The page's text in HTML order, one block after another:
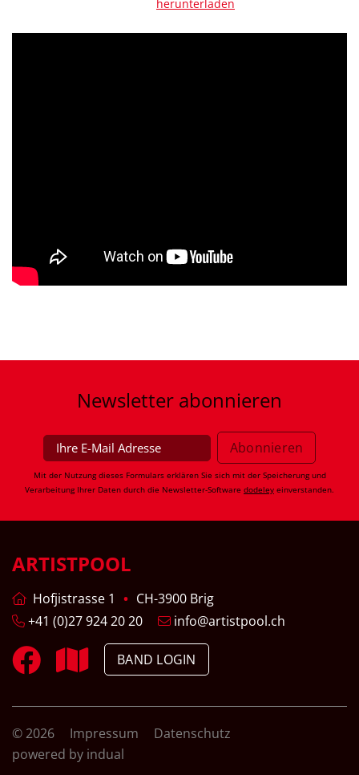
herunterladen
Newsletter abonnieren
Mit der Nutzung dieses Formulars erklären Sie sich mit der Speicherung und
Verarbeitung Ihrer Daten durch die Newsletter-Software dodeley einverstanden.
ARTISTPOOL
Hofjistrasse 1
CH-3900 Brig
+41 (0)27 924 20 20
info@artistpool.ch
BAND LOGIN
© 2026 Impressum
Datenschutz
powered by indual